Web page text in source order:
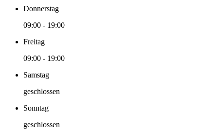
Donnerstag
09:00 - 19:00
Freitag
09:00 - 19:00
Samstag
geschlossen
Sonntag
geschlossen